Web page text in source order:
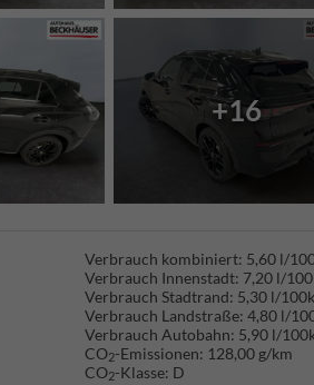
+16
Verbrauch kombiniert: 5,60 l/
Verbrauch Innenstadt: 7,20 l/
Verbrauch Stadtrand: 5,30 l/
Verbrauch Landstraße: 4,80 l/
Verbrauch Autobahn: 5,90 l/
CO2-Emissionen: 128,00 g/km
CO2-Klasse: D